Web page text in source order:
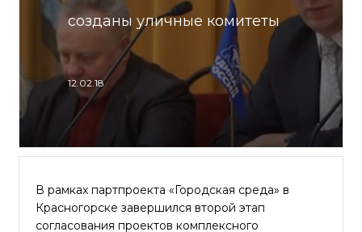
созданы уличные комитеты
12.02.18
В рамках партпроекта «Городская среда» в
Красногорске завершился второй этап
согласования проектов комплексного